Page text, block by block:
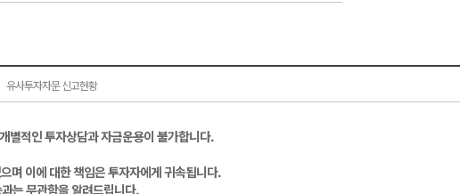
유사투자자문 신고현황
별적인 투자상담과 자금운용이 불가합니다.
며 이에 대한 책임은 투자자에게 귀속됩니다.
는 무관함을 알려드립니다.